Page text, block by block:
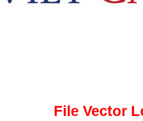
File Vector